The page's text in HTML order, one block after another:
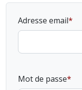
Adresse email
Mot de passe